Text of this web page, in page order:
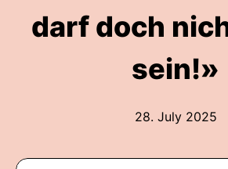
darf doch
sein!»
28. July 2025